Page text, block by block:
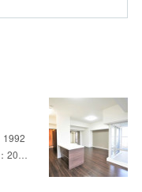
1992
20…